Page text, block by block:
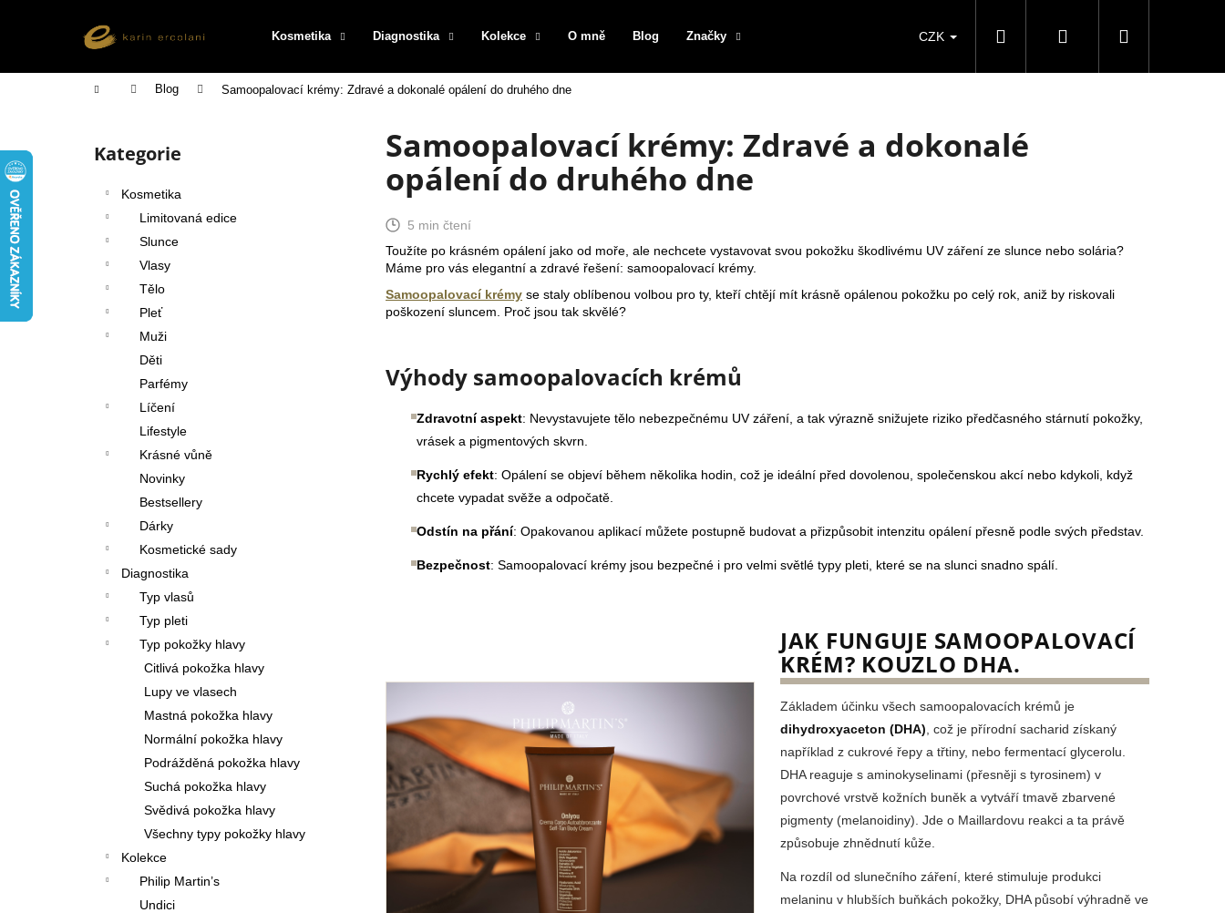
Kosmetika Diagnostika Kolekce O mně Blog Značky CZK Přihlášení
Domů Blog Samoopalovací krémy: Zdravé a dokonalé opálení do druhého dne
Přeskočit
kategorie
Kategorie
Kosmetika
Limitovaná edice
Slunce
Vlasy
Tělo
Pleť
Muži
Děti
Parfémy
Líčení
Lifestyle
Krásné vůně
Novinky
Bestsellery
Dárky
Kosmetické sady
Diagnostika
Typ vlasů
Typ pleti
Typ pokožky hlavy
Citlivá pokožka hlavy
Lupy ve vlasech
Mastná pokožka hlavy
Normální pokožka hlavy
Podrážděná pokožka hlavy
Suchá pokožka hlavy
Svědivá pokožka hlavy
Všechny typy pokožky hlavy
Kolekce
Philip Martin’s
Undici
Samoopalovací krémy: Zdravé a dokonalé
opálení do druhého dne
5 min čtení
Toužíte po krásném opálení jako od moře, ale nechcete vystavovat svou pokožku škodlivému UV záření ze slunce nebo solária?
Máme pro vás elegantní a zdravé řešení: samoopalovací krémy.
Samoopalovací krémy se staly oblíbenou volbou pro ty, kteří chtějí mít krásně opálenou pokožku po celý rok, aniž by riskovali
poškození sluncem. Proč jsou tak skvělé?
Výhody samoopalovacích krémů
Zdravotní aspekt: Nevystavujete tělo nebezpečnému UV záření, a tak výrazně snižujete riziko předčasného stárnutí pokožky,
vrásek a pigmentových skvrn.
Rychlý efekt: Opálení se objeví během několika hodin, což je ideální před dovolenou, společenskou akcí nebo kdykoli, když
chcete vypadat svěže a odpočatě.
Odstín na přání: Opakovanou aplikací můžete postupně budovat a přizpůsobit intenzitu opálení přesně podle svých představ.
Bezpečnost: Samoopalovací krémy jsou bezpečné i pro velmi světlé typy pleti, které se na slunci snadno spálí.
JAK FUNGUJE SAMOOPALOVACÍ
KRÉM? KOUZLO DHA.
Základem účinku všech samoopalovacích krémů je
dihydroxyaceton (DHA) , což je přírodní sacharid získaný
například z cukrové řepy a třtiny, nebo fermentací glycerolu.
DHA reaguje s aminokyselinami (přesněji s tyrosinem) v
povrchové vrstvě kožních buněk a vytváří tmavě zbarvené
pigmenty (melanoidiny). Jde o Maillardovu reakci a ta právě
způsobuje zhnědnutí kůže.
Na rozdíl od slunečního záření, které stimuluje produkci
melaninu v hlubších buňkách pokožky, DHA působí výhradně ve
í
Zpět
do
Zpět
do
Co potřebujete najít?
HLEDAT
Doporučujeme